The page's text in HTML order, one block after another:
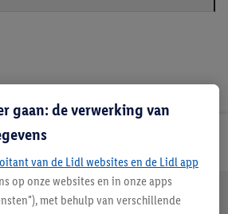
Lidl Nieuwsbrief
als Lidl webshop klant
Veilig winkelen
gaan: de verwerking van
van de Lidl websites en de Lidl app
op onze websites en in onze apps
met behulp van verschillende